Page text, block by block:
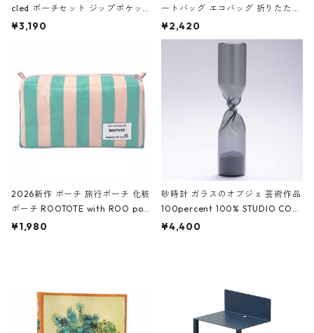
cled ポーチセット ジップポケット
ファスナーポーチ 撥水加工 トラベ
ーガンディー、オフホワイト
¥3,190
ートバッグ エコバッグ 折りたたみ
大きめ 撥水加工 収納ポーチ CRO
CODILE/Black クロコダイル/ブラ
¥2,420
2026新作 ポーチ 旅行ポーチ 化粧
ポーチ ROOTOTE with ROO pou
ch 3532 ルートート WR.ポーチ.ラ
¥1,980
砂時計 ガラスのオブジェ 芸術作品
100percent 100% STUDIO COH
AKU Timeless 100パーセント ス
¥4,400